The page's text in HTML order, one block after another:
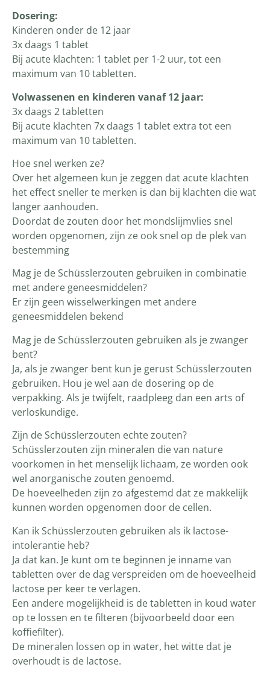
Dosering:
Kinderen onder de 12 jaar
3x daags 1 tablet
Bij acute klachten: 1 tablet per 1-2 uur, tot een
maximum van 10 tabletten.
Volwassenen en kinderen vanaf 12 jaar:
3x daags 2 tabletten
Bij acute klachten 7x daags 1 tablet extra tot een
maximum van 10 tabletten.
Hoe snel werken ze?
Over het algemeen kun je zeggen dat acute klachten
het effect sneller te merken is dan bij klachten die wat
langer aanhouden.
Doordat de zouten door het mondslijmvlies snel
worden opgenomen, zijn ze ook snel op de plek van
bestemming
Mag je de Schüsslerzouten gebruiken in combinatie
met andere geneesmiddelen?
Er zijn geen wisselwerkingen met andere
geneesmiddelen bekend
Mag je de Schüsslerzouten gebruiken als je zwanger
bent?
Ja, als je zwanger bent kun je gerust Schüsslerzouten
gebruiken. Hou je wel aan de dosering op de
verpakking. Als je twijfelt, raadpleeg dan een arts of
verloskundige.
Zijn de Schüsslerzouten echte zouten?
Schüsslerzouten zijn mineralen die van nature
voorkomen in het menselijk lichaam, ze worden ook
wel anorganische zouten genoemd.
De hoeveelheden zijn zo afgestemd dat ze makkelijk
kunnen worden opgenomen door de cellen.
Kan ik Schüsslerzouten gebruiken als ik lactose-
intolerantie heb?
Ja dat kan. Je kunt om te beginnen je inname van
tabletten over de dag verspreiden om de hoeveelheid
lactose per keer te verlagen.
Een andere mogelijkheid is de tabletten in koud water
op te lossen en te filteren (bijvoorbeeld door een
koffiefilter).
De mineralen lossen op in water, het witte dat je
overhoudt is de lactose.